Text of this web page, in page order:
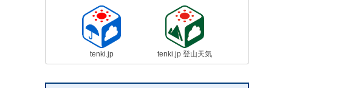
tenki.jp tenki.jp 登山天気